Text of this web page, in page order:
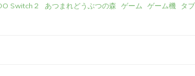
Switch２ あつまれどうぶつの森 ゲーム ゲーム機 タ